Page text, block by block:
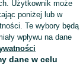
Użytkownik może
poniżej lub w
Te wybory będą
wpływu na dane
dane w celu